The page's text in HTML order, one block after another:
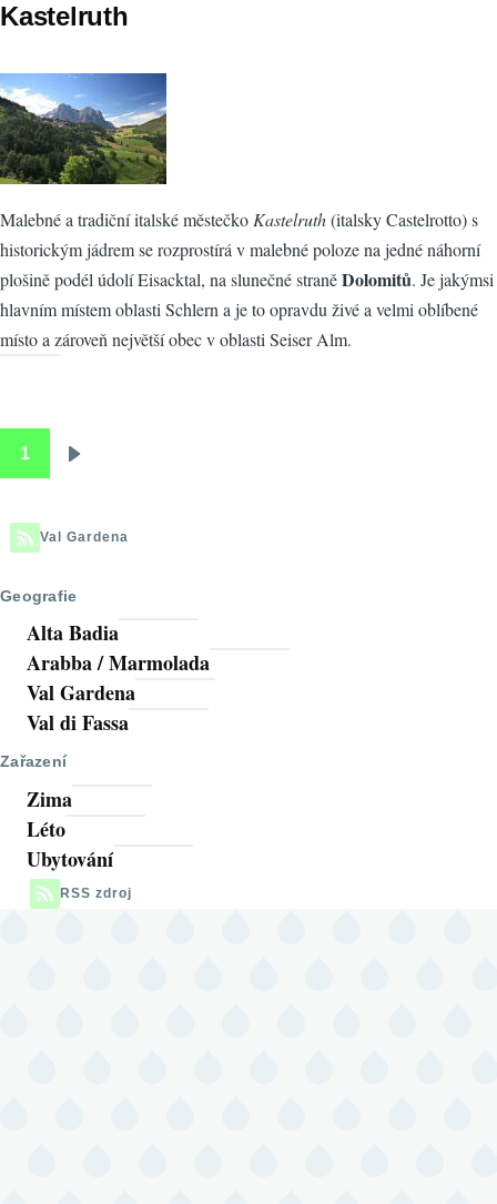
Kastelruth
Malebné a tradiční italské městečko Kastelruth(italsky Castelrotto) s
historickým jádrem se rozprostírá v malebné poloze na jedné náhorní
plošině podél údolí Eisacktal, na slunečné straněDolomitů. Je jakýmsi
hlavním místem oblasti Schlern a je to opravdu živé a velmi oblíbené
místo a zároveň největší obec v oblasti Seiser Alm.
Pagination
1
Val Gardena
Geografie
Alta Badia
Arabba / Marmolada
Val Gardena
Val di Fassa
Zařazení
Zima
Léto
Ubytování
RSS zdroj